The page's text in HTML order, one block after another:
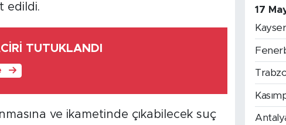
edildi.
TUTUKLANDI
ve ikametinde çıkabilecek suç
17